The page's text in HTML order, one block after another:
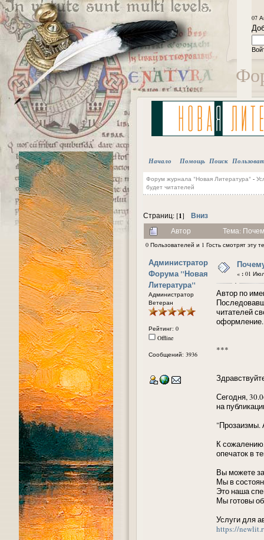
07
Начало Помощь Поиск
Форум журнала "Новая Литература"-
будет читателей
Страниц: [1] Вниз
Автор Тема:
0 Пользователей и 1 Гость смотрят эту
Администратор
Форума "Новая
Литература"
Администратор
Ветеран
Рейтинг: 0
Offline
Сообщений: 3936
« : 01
Автор по
читателей
оформление.
***
Сегодня,
на
К
опечаток в
Вы можете
Мы в
Это наша
Мы готовы
Услуги для
https://